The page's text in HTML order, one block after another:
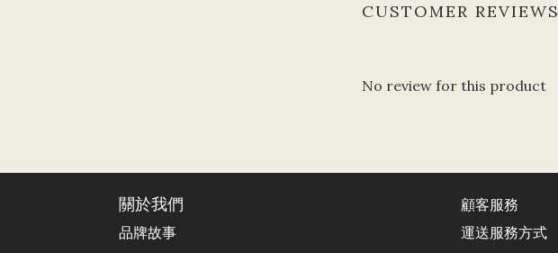
CUSTOMER REVIEWS
No review for this product
關於我們
品牌故事
顧客服務
運送服務方式